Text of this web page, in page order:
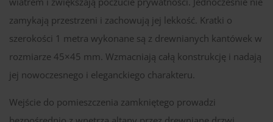
zamykają przestrzeni i zachowują jej lekkość. Kratki o
szerokości 1 metra wykonane są z drewnianych kantówek w
rozmiarze 45×45 mm. Wzmacniają całą konstrukcję i nadają
jej nowoczesnego i eleganckiego charakteru.
Wejście do pomieszczenia zamkniętego prowadzi